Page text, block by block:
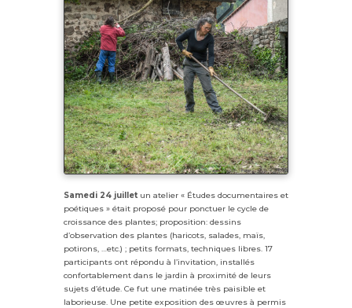
Samedi 24 juillet un atelier « Études documentaires et
poétiques » était proposé pour ponctuer le cycle de
croissance des plantes; proposition: dessins
d’observation des plantes (haricots, salades, maïs,
potirons, …etc.) ; petits formats, techniques libres. 17
participants ont répondu à l’invitation, installés
confortablement dans le jardin à proximité de leurs
sujets d’étude. Ce fut une matinée très paisible et
laborieuse. Une petite exposition des œuvres à permis